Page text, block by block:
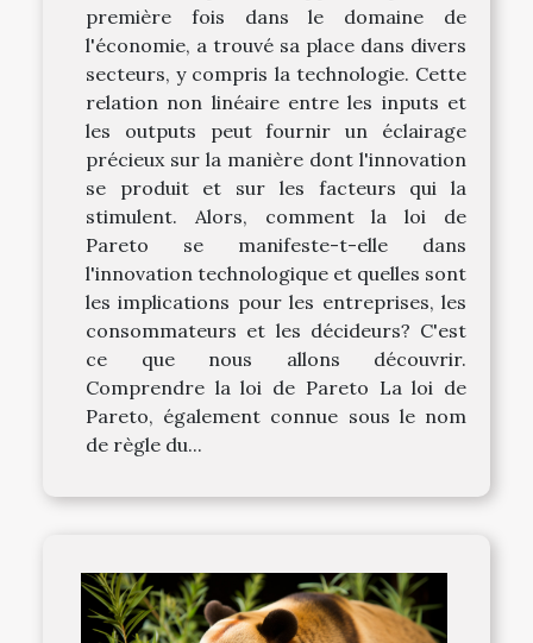
première fois dans le domaine de
l'économie, a trouvé sa place dans divers
secteurs, y compris la technologie. Cette
relation non linéaire entre les inputs et
les outputs peut fournir un éclairage
précieux sur la manière dont l'innovation
se produit et sur les facteurs qui la
stimulent. Alors, comment la loi de
Pareto se manifeste-t-elle dans
l'innovation technologique et quelles sont
les implications pour les entreprises, les
consommateurs et les décideurs? C'est
ce que nous allons découvrir.
Comprendre la loi de Pareto La loi de
Pareto, également connue sous le nom
de règle du...